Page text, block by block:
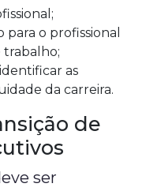
o profissional
as
da carreira.
de
ser